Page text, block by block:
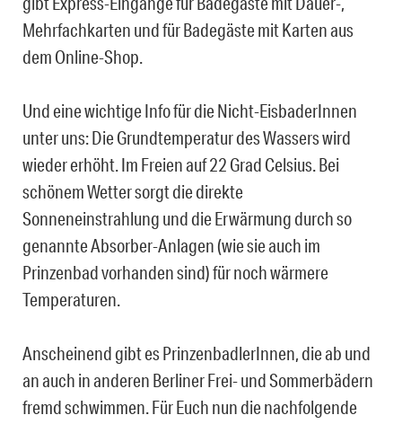
Mehrfachkarten und für Badegäste mit Karten aus
dem Online-Shop.
Und eine wichtige Info für die Nicht-EisbaderInnen
unter uns: Die Grundtemperatur des Wassers wird
wieder erhöht. Im Freien auf 22 Grad Celsius. Bei
schönem Wetter sorgt die direkte
Sonneneinstrahlung und die Erwärmung durch so
genannte Absorber-Anlagen (wie sie auch im
Prinzenbad vorhanden sind) für noch wärmere
Temperaturen.
Anscheinend gibt es PrinzenbadlerInnen, die ab und
an auch in anderen Berliner Frei- und Sommerbädern
fremd schwimmen. Für Euch nun die nachfolgende